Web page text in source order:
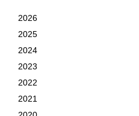
2026
2025
2024
2023
2022
2021